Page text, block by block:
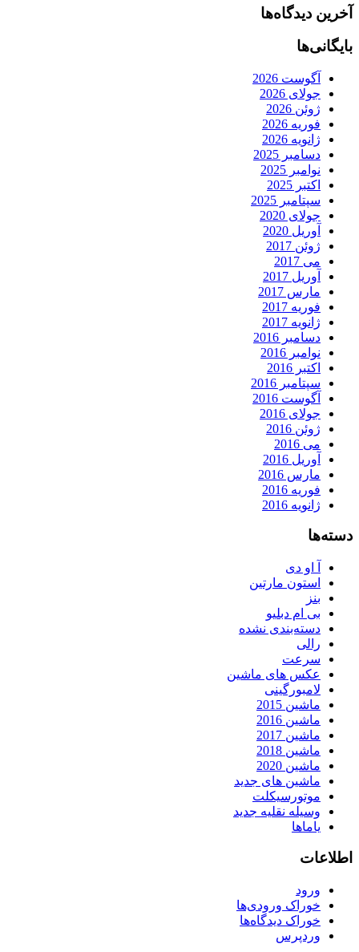
آخرین دیدگاه‌ها
بایگانی‌ها
آگوست 2026
جولای 2026
ژوئن 2026
فوریه 2026
ژانویه 2026
دسامبر 2025
نوامبر 2025
اکتبر 2025
سپتامبر 2025
جولای 2020
آوریل 2020
ژوئن 2017
می 2017
آوریل 2017
مارس 2017
فوریه 2017
ژانویه 2017
دسامبر 2016
نوامبر 2016
اکتبر 2016
سپتامبر 2016
آگوست 2016
جولای 2016
ژوئن 2016
می 2016
آوریل 2016
مارس 2016
فوریه 2016
ژانویه 2016
دسته‌ها
آ او دی
استون مارتین
بنز
بی ام دبلیو
دسته‌بندی نشده
رالی
سرعت
عکس های ماشین
لامبورگینی
ماشین 2015
ماشین 2016
ماشین 2017
ماشین 2018
ماشین 2020
ماشین های جدید
موتورسیکلت
وسیله نقلیه جدید
یاماها
اطلاعات
ورود
خوراک ورودی‌ها
خوراک دیدگاه‌ها
وردپرس